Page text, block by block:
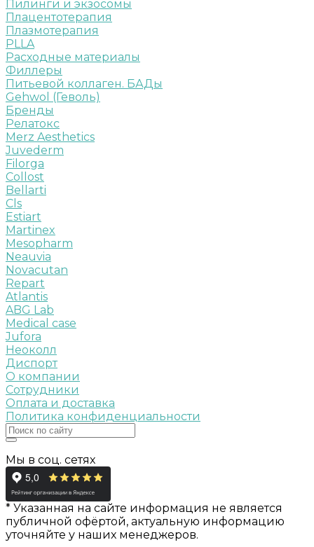
Пилинги и экзосомы
Плацентотерапия
Плазмотерапия
PLLA
Расходные материалы
Филлеры
Питьевой коллаген. БАДы
Gehwol (Геволь)
Бренды
Релатокс
Merz Aesthetics
Juvederm
Filorga
Collost
Bellarti
Cls
Estiart
Martinex
Mesopharm
Neauvia
Novacutan
Repart
Atlantis
ABG Lab
Medical case
Jufora
Неоколл
Диспорт
О компании
Сотрудники
Оплата и доставка
Политика конфиденциальности
Мы в соц. сетях
* Указанная на сайте информация не является
публичной офёртой, актуальную информацию
уточняйте у наших менеджеров.